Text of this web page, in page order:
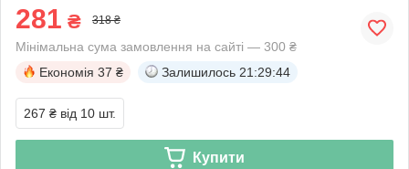
281 ₴ 318 ₴
Мінімальна сума замовлення на сайті — 300 ₴
Економія 37 ₴ Залишилось 21:29:43
267 ₴ від 10 шт.
Купити